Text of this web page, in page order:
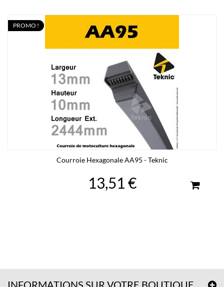
PROMO !
Courroie Hexagonale AA95 - Teknic
13,51 €
INFORMATIONS SUR VOTRE BOUTIQUE